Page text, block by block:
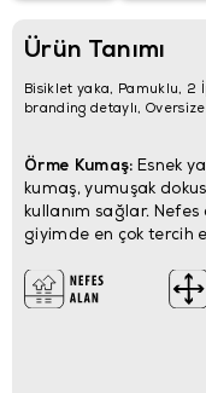
Ürün Tanımı
Bisiklet yaka, Pamuklu, 2
branding detaylı,
Örme Kumaş: Esnek
kumaş, yumuşak
kullanım sağlar.
giyimde en çok tercih